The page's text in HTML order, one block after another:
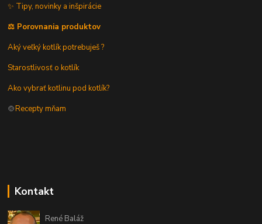
✨ Tipy, novinky a inšpirácie
⚖️ Porovnania produktov
Aký veľký kotlík potrebuješ ?
Starostlivosť o kotlík
Ako vybrať kotlinu pod kotlík?
🍲Recepty mňam
Kontakt
René Baláž